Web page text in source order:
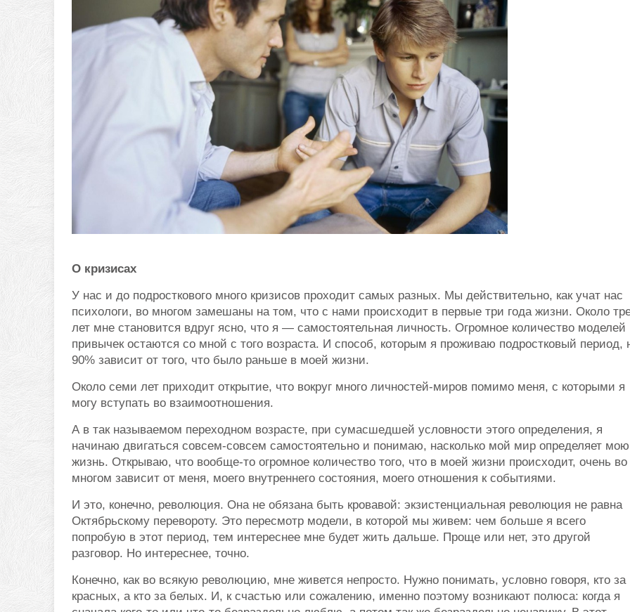
О кризисах
У нас и до подросткового много кризисов проходит самых разных. Мы действительно, как учат нас
психологи, во многом замешаны на том, что с нами происходит в первые три года жизни. Около
лет мне становится вдруг ясно, что я — самостоятельная личность. Огромное количество моделей
привычек остаются со мной с того возраста. И способ, которым я проживаю подростковый период,
90% зависит от того, что было раньше в моей жизни.
Около семи лет приходит открытие, что вокруг много личностей-миров помимо меня, с которыми я
могу вступать во взаимоотношения.
А в так называемом переходном возрасте, при сумасшедшей условности этого определения, я
начинаю двигаться совсем-совсем самостоятельно и понимаю, насколько мой мир определяет мою
жизнь. Открываю, что вообще-то огромное количество того, что в моей жизни происходит, очень во
многом зависит от меня, моего внутреннего состояния, моего отношения к событиями.
И это, конечно, революция. Она не обязана быть кровавой: экзистенциальная революция не равна
Октябрьскому перевороту. Это пересмотр модели, в которой мы живем: чем больше я всего
попробую в этот период, тем интереснее мне будет жить дальше. Проще или нет, это другой
разговор. Но интереснее, точно.
Конечно, как во всякую революцию, мне живется непросто. Нужно понимать, условно говоря, кто за
красных, а кто за белых. И, к счастью или сожалению, именно поэтому возникают полюса: когда я